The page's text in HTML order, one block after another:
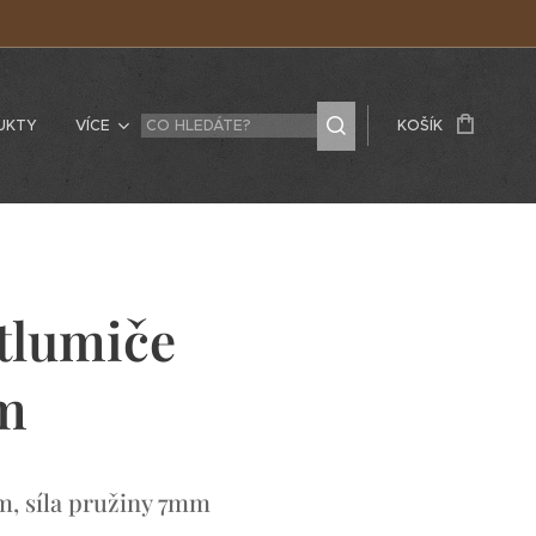
VÍCE KOŠÍK
síla pružiny 7mm